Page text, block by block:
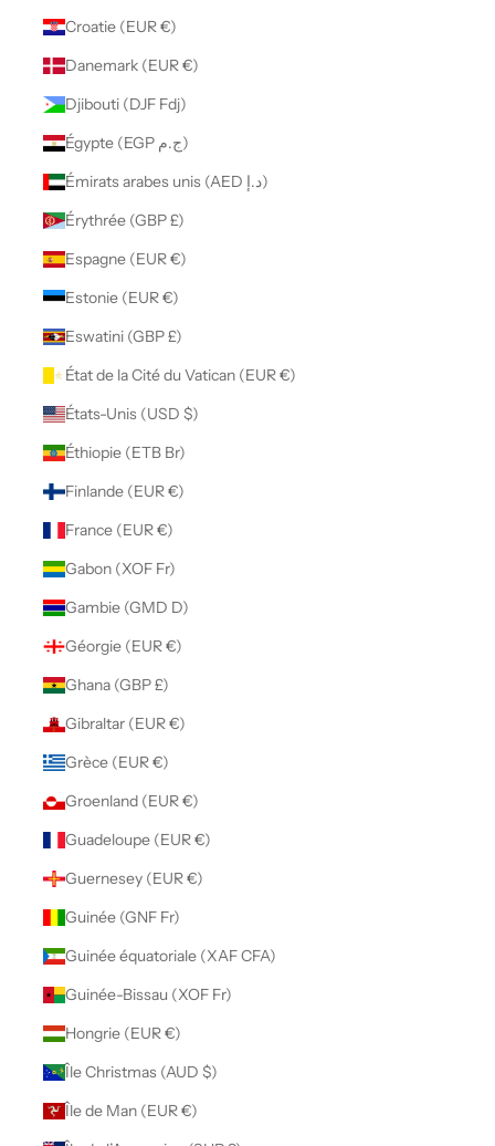
Croatie (EUR €)
Danemark (EUR €)
Djibouti (DJF Fdj)
Égypte (EGP ج.م)
Émirats arabes unis (AED د.إ)
Érythrée (GBP £)
Espagne (EUR €)
Estonie (EUR €)
Eswatini (GBP £)
État de la Cité du Vatican (EUR €)
États-Unis (USD $)
Éthiopie (ETB Br)
Finlande (EUR €)
France (EUR €)
Gabon (XOF Fr)
Gambie (GMD D)
Géorgie (EUR €)
Ghana (GBP £)
Gibraltar (EUR €)
Grèce (EUR €)
Groenland (EUR €)
Guadeloupe (EUR €)
Guernesey (EUR €)
Guinée (GNF Fr)
Guinée équatoriale (XAF CFA)
Guinée-Bissau (XOF Fr)
Hongrie (EUR €)
Île Christmas (AUD $)
Île de Man (EUR €)